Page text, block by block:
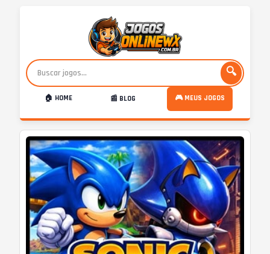
🔍
🏠 HOME 📰 BLOG 🎮 MEUS JOGOS